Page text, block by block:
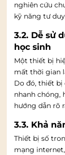
nghiên cứu
kỹ năng tư
3.2. Dễ sử
học sinh
Một thiết bị
mất thời gian
Do đó, thiết bị
nhanh chóng,
hướng dẫn rõ
3.3. Khả
Thiết bị số
mạng